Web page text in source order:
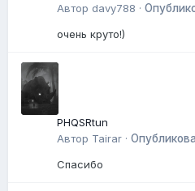
Автор davy788 ·
очень круто!)
PHQSRtun
Автор Tairar ·
Спасибо